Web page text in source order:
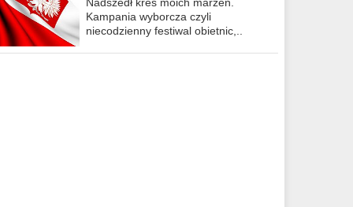
Kampania wyborcza czyli
niecodzienny festiwal obietnic,..